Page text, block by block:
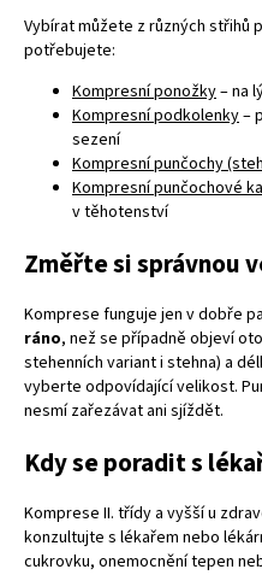
Vybírat můžete z různých střihů
potřebujete:
Kompresní ponožky– na
Kompresní podkolenky–
sezení
Kompresní punčochy
Kompresní punčochové
v těhotenství
Změřte si správnou
Komprese funguje jen v dobře
ráno, než se případně objeví
stehenních variant i stehna) a
vyberte odpovídající velikost.
nesmí zařezávat ani sjíždět.
Kdy se poradit s
Komprese II. třídy a vyšší u
konzultujte s lékařem nebo
cukrovku, onemocnění tepen